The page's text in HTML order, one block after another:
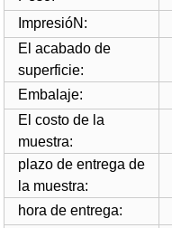
ImpresióN:
El acabado de
superficie:
Embalaje:
El costo de la
muestra:
plazo de entrega de
la muestra:
hora de entrega: